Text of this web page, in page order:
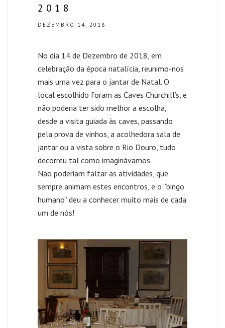
2018
DEZEMBRO 14, 2018
No dia 14 de Dezembro de 2018, em
celebração da época natalícia, reunimo-nos
mais uma vez para o jantar de Natal. O
local escolhido foram as Caves Churchill’s, e
não poderia ter sido melhor a escolha,
desde a visita guiada às caves, passando
pela prova de vinhos, a acolhedora sala de
jantar ou a vista sobre o Rio Douro, tudo
decorreu tal como imaginávamos.
Não poderiam faltar as atividades, que
sempre animam estes encontros, e o “bingo
humano” deu a conhecer muito mais de cada
um de nós!